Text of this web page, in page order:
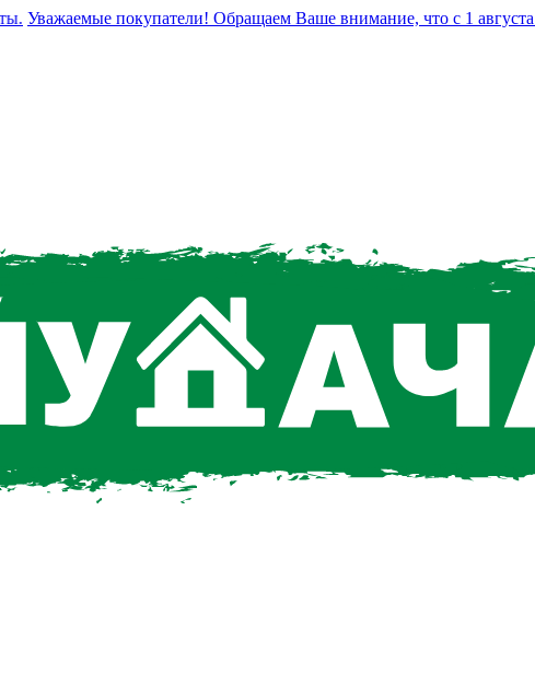
Уважаемые покупатели! Обращаем Ваше внимание, что с 1 августа в